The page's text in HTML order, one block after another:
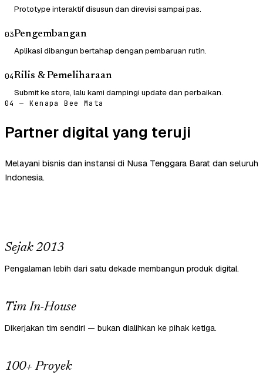
Prototype interaktif disusun dan direvisi sampai pas.
03Pengembangan
Aplikasi dibangun bertahap dengan pembaruan rutin.
04Rilis & Pemeliharaan
Submit ke store, lalu kami dampingi update dan perbaikan.
04 — Kenapa Bee Mata
Partner digital yang teruji
Melayani bisnis dan instansi di Nusa Tenggara Barat dan seluruh
Indonesia.
Sejak 2013
Pengalaman lebih dari satu dekade membangun produk digital.
Tim In-House
Dikerjakan tim sendiri — bukan dialihkan ke pihak ketiga.
100+ Proyek